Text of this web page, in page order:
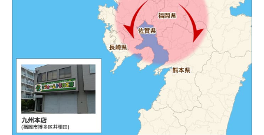
別の部屋もお願いしたいと考えていたが、少々不
akagenoane
欲しい商品をスムーズに注文できましたか？